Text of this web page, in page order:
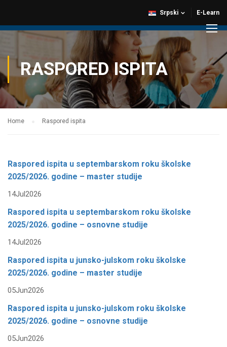
E-Learn
Srpski
RASPORED ISPITA
Home Raspored ispita
Raspored ispita u septembarskom roku školske
2025/2026. godine – master studije
14Jul2026
Raspored ispita u septembarskom roku školske
2025/2026. godine – osnovne studije
14Jul2026
Raspored ispita u junsko-julskom roku školske
2025/2026. godine – master studije
05Jun2026
Raspored ispita u junsko-julskom roku školske
2025/2026. godine – osnovne studije
05Jun2026